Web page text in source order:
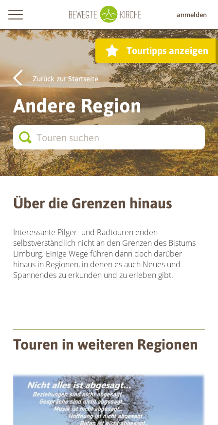
anmelden
Tourtipps anzeigen
Zurück zur Startseite
Andere Region
Über die Grenzen hinaus
Interessante Pilger- und Radtouren enden
selbstverständlich nicht an den Grenzen des Bistums
Limburg. Einige Wege führen dann doch darüber
hinaus in Regionen, in denen es auch Neues und
Spannendes zu erkunden und zu erleben gibt.
Touren in weiteren Regionen